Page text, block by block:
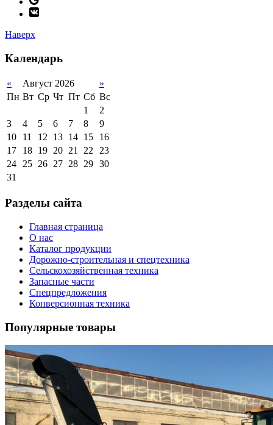
Наверх
Календарь
« Август 2026
»
Пн Вт Ср Чт Пт Сб Вс
1
2
3
4 5 6 7 8
9
10
11 12 13 14 15
16
17
18 19 20 21 22 23
24 25 26 27 28 29 30
31
Разделы сайта
Главная страница
О нас
Каталог продукции
Дорожно-строительная и спецтехника
Сельскохозяйственная техника
Запасные части
Спецпредложения
Конверсионная техника
Популярные товары